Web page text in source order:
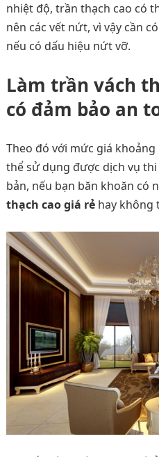
nhiệt độ, trần thạch cao có
nên các vết nứt, vì vậy cần
nếu có dấu hiệu nứt vỡ.
Làm trần vách
có đảm bảo an
Theo đó với mức giá
thể sử dụng được dịch vụ
bản, nếu bạn băn khoăn có
thạch cao giá rẻhay không